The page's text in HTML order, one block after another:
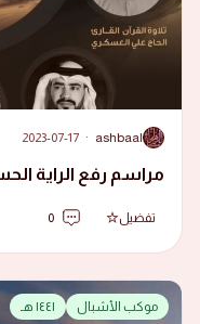
A
ashbaal
·
2023-07-17
مراسم رفع الراية الحسينية
تفضيل 0
موكب الأشبال ١٤٤١ هـ